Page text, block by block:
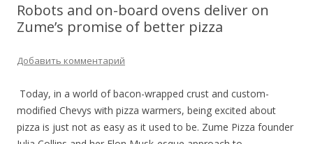
Robots and on-board ovens deliver on
Zume’s promise of better pizza
Добавить комментарий
Today, in a world of bacon-wrapped crust and custom-
modified Chevys with pizza warmers, being excited about
pizza is just not as easy as it used to be. Zume Pizza founder